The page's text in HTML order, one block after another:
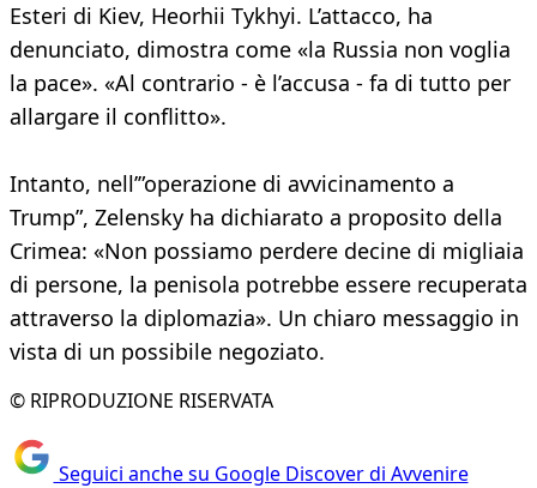
Esteri di Kiev, Heorhii Tykhyi. L’attacco, ha
denunciato, dimostra come «la Russia non voglia
la pace». «Al contrario - è l’accusa - fa di tutto per
allargare il conflitto».
Intanto, nell’”operazione di avvicinamento a
Trump”, Zelensky ha dichiarato a proposito della
Crimea: «Non possiamo perdere decine di migliaia
di persone, la penisola potrebbe essere recuperata
attraverso la diplomazia». Un chiaro messaggio in
vista di un possibile negoziato.
© RIPRODUZIONE RISERVATA
Seguici anche su Google Discover di Avvenire